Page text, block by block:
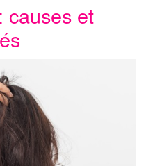
causes et